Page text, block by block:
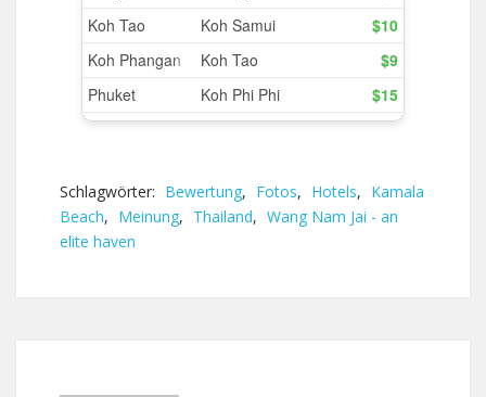
Schlagwörter: Bewertung, Fotos, Hotels, Kamala
Beach, Meinung, Thailand, Wang Nam Jai - an
elite haven